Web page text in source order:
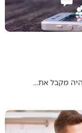
מקבל את…